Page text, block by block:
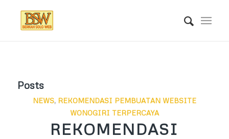
Posts
NEWS, REKOMENDASI PEMBUATAN WEBSITE
WONOGIRI TERPERCAYA
REKOMENDASI